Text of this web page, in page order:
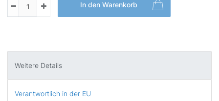
In den Warenkorb
Weitere Details
Verantwortlich in der EU